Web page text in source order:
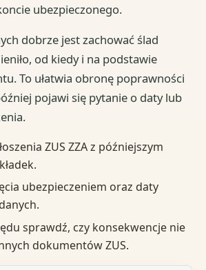
ubezpieczonego.
dobrze jest zachować ślad
od kiedy i na podstawie
To ułatwia obronę poprawności
pojawi się pytanie o daty lub
ZUS ZZA z późniejszym
ubezpieczeniem oraz daty
sprawdź, czy konsekwencje nie
dokumentów ZUS.